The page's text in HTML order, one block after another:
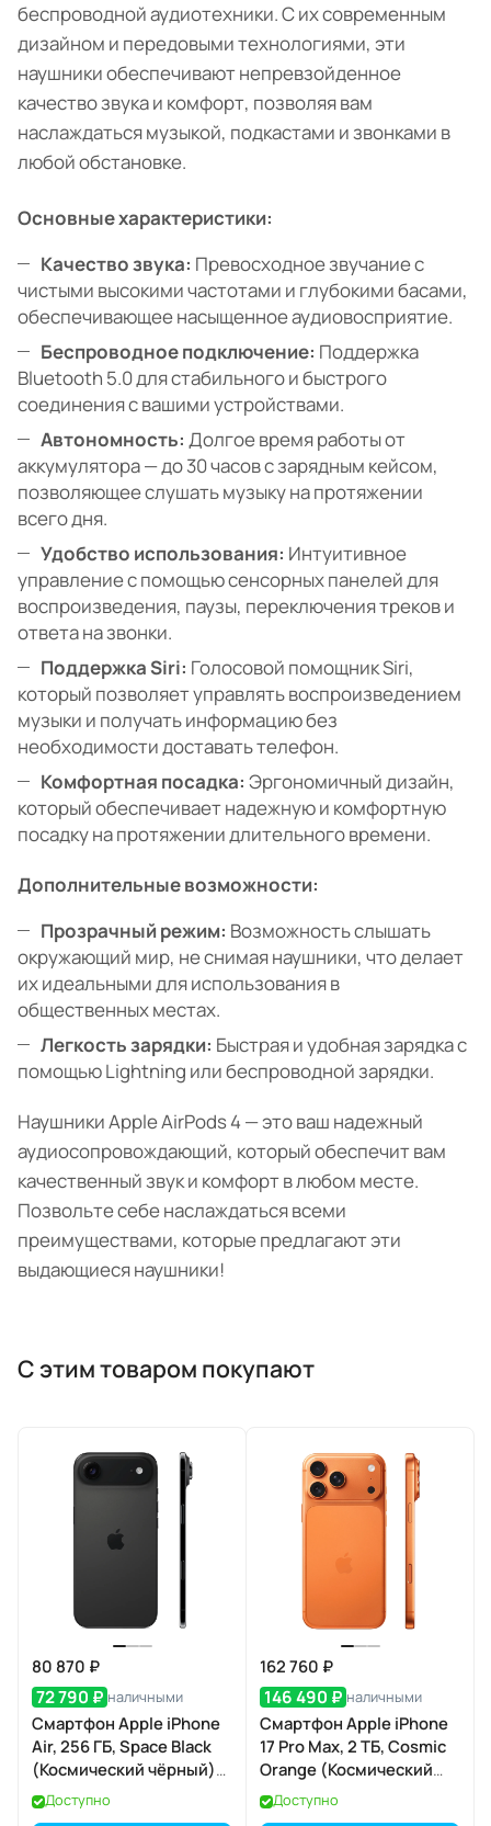
беспроводной аудиотехники. С их современным
дизайном и передовыми технологиями, эти
наушники обеспечивают непревзойденное
качество звука и комфорт, позволяя вам
наслаждаться музыкой, подкастами и звонками в
любой обстановке.
Основные характеристики:
Качество звука: Превосходное звучание с
чистыми высокими частотами и глубокими басами,
обеспечивающее насыщенное аудиовосприятие.
Беспроводное подключение: Поддержка
Bluetooth 5.0 для стабильного и быстрого
соединения с вашими устройствами.
Автономность: Долгое время работы от
аккумулятора — до 30 часов с зарядным кейсом,
позволяющее слушать музыку на протяжении
всего дня.
Удобство использования: Интуитивное
управление с помощью сенсорных панелей для
воспроизведения, паузы, переключения треков и
ответа на звонки.
Поддержка Siri: Голосовой помощник Siri,
который позволяет управлять воспроизведением
музыки и получать информацию без
необходимости доставать телефон.
Комфортная посадка: Эргономичный дизайн,
который обеспечивает надежную и комфортную
посадку на протяжении длительного времени.
Дополнительные возможности:
Прозрачный режим: Возможность слышать
окружающий мир, не снимая наушники, что делает
их идеальными для использования в
общественных местах.
Легкость зарядки: Быстрая и удобная зарядка с
помощью Lightning или беспроводной зарядки.
Наушники Apple AirPods 4 — это ваш надежный
аудиосопровождающий, который обеспечит вам
качественный звук и комфорт в любом месте.
Позвольте себе наслаждаться всеми
преимуществами, которые предлагают эти
выдающиеся наушники!
С этим товаром покупают
80 870 ₽
72 790 ₽ наличными
Смартфон Apple iPhone
Air, 256 ГБ, Space Black
(Космический чёрный)
Dual eSIM
Доступно
162 760 ₽
146 490 ₽ наличными
Смартфон Apple iPhone
17 Pro Max, 2 ТБ, Cosmic
Orange (Космический
оранжевый) Dual eSIM
Доступно